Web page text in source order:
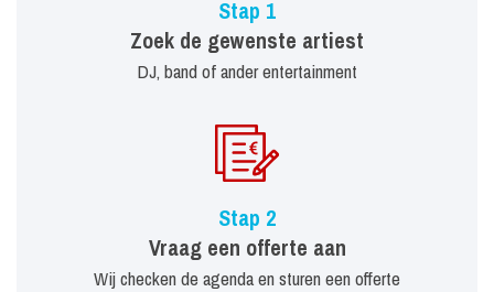
Stap 1
Zoek de gewenste artiest
DJ, band of ander entertainment
Stap 2
Vraag een offerte aan
Wij checken de agenda en sturen een offerte